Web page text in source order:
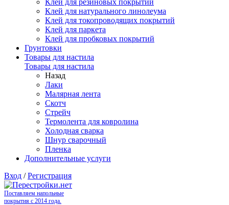
Клей для резиновых покрытий
Клей для натурального линолеума
Клей для токопроводящих покрытий
Клей для паркета
Клей для пробковых покрытий
Грунтовки
Товары для настила
Товары для настила
Назад
Лаки
Малярная лента
Скотч
Стрейч
Термолента для ковролина
Холодная сварка
Шнур сварочный
Пленка
Дополнительные услуги
Вход /Регистрация
Поставляем напольные
покрытия с 2014 года.